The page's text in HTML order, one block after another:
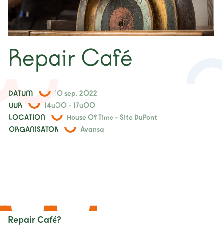
over
nieuws
projecten
contact
Repair Café
DATUM
10 sep. 2022
UUR
14u00 - 17u00
LOCATION
House Of Time - Site DuPont
ORGANISATOR
Avansa
Repair Café?